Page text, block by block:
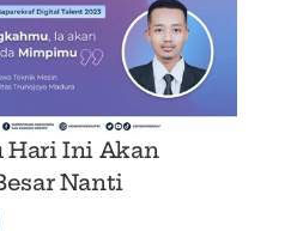
Hari Ini Akan
Nanti